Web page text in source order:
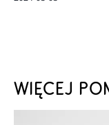
WIĘCEJ